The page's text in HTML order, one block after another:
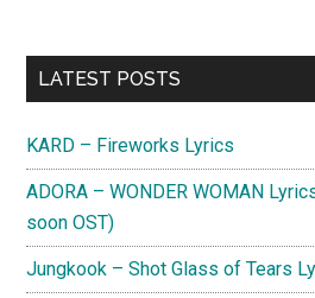
Primary
LATEST POSTS
KARD – Fireworks Lyrics
ADORA – WONDER WOMAN
soon OST)
Jungkook – Shot Glass of Tears